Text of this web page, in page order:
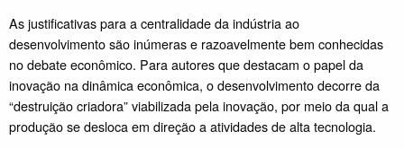
As justificativas para a centralidade da indústria ao
desenvolvimento são inúmeras e razoavelmente bem conhecidas
no debate econômico. Para autores que destacam o papel da
inovação na dinâmica econômica, o desenvolvimento decorre da
“destruição criadora” viabilizada pela inovação, por meio da qual a
produção se desloca em direção a atividades de alta tecnologia.